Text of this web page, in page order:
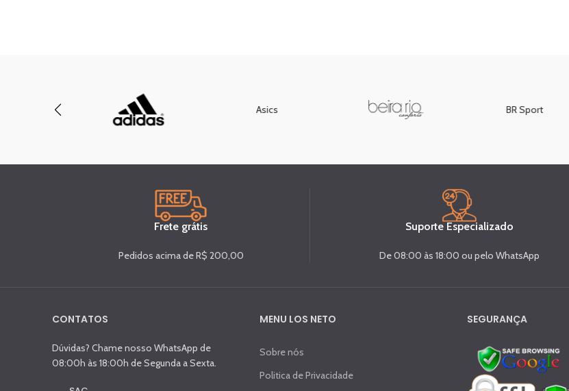
Asics BR Sport
Frete grátis
Pedidos acima de R$ 200,00
Suporte Especializado
De 08:00 às 18:00 ou pelo WhatsApp
CONTATOS
Dúvidas? Chame nosso WhatsApp de
08:00h às 18:00h de Segunda a Sexta.
MENU LOS NETO
Sobre nós
Politica de Privacidade
SEGURANÇA